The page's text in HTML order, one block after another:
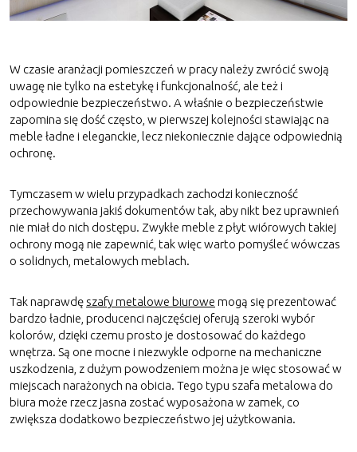
W czasie aranżacji pomieszczeń w pracy należy zwrócić swoją
uwagę nie tylko na estetykę i funkcjonalność, ale też i
odpowiednie bezpieczeństwo. A właśnie o bezpieczeństwie
zapomina się dość często, w pierwszej kolejności stawiając na
meble ładne i eleganckie, lecz niekoniecznie dające odpowiednią
ochronę.
Tymczasem w wielu przypadkach zachodzi konieczność
przechowywania jakiś dokumentów tak, aby nikt bez uprawnień
nie miał do nich dostępu. Zwykłe meble z płyt wiórowych takiej
ochrony mogą nie zapewnić, tak więc warto pomyśleć wówczas
o solidnych, metalowych meblach.
Tak naprawdę szafy metalowe biurowe mogą się prezentować
bardzo ładnie, producenci najczęściej oferują szeroki wybór
kolorów, dzięki czemu prosto je dostosować do każdego
wnętrza. Są one mocne i niezwykle odporne na mechaniczne
uszkodzenia, z dużym powodzeniem można je więc stosować w
miejscach narażonych na obicia. Tego typu szafa metalowa do
biura może rzecz jasna zostać wyposażona w zamek, co
zwiększa dodatkowo bezpieczeństwo jej użytkowania.